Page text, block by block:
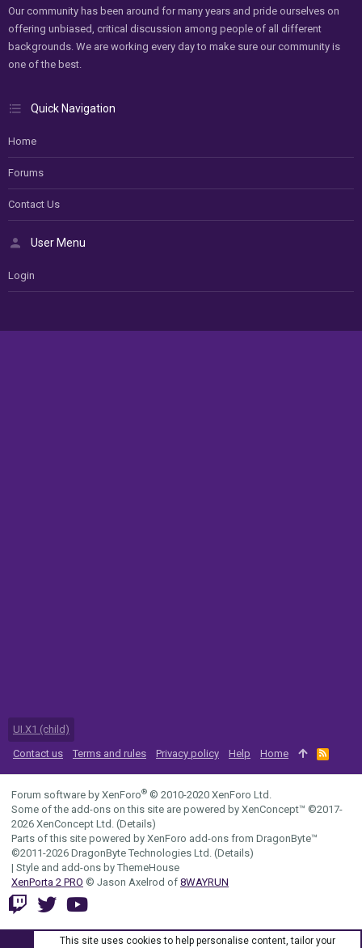
Our community has been around for many years and pride ourselves on
offering unbiased, critical discussion among people of all different
backgrounds. We are working every day to make sure our community is
one of the best.
Quick Navigation
Home
Forums
Contact Us
User Menu
Login
UI.X1 (child)
Contact us
Terms and rules Privacy policy Help Home
R
S
S
Forum software by XenForo® © 2010-2020 XenForo Ltd.
Some of the add-ons on this site are powered by XenConcept™ ©2017-
2026 XenConcept Ltd. (Details)
Parts of this site powered by XenForo add-ons from DragonByte™
©2011-2026 DragonByte Technologies Ltd. (Details)
| Style and add-ons by ThemeHouse
XenPorta 2 PRO © Jason Axelrod of 8WAYRUN
This site uses cookies to help personalise content, tailor your